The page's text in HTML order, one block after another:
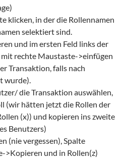
klicken, in der die Rollennamen
selektiert sind.
und im ersten Feld links der
rechte Maustaste->einfügen
Transaktion, falls nach
wurde).
die Transaktion auswählen,
(wir hätten jetzt die Rollen der
(x)) und kopieren ins zweite
Benutzers)
(nie vergessen), Spalte
>Kopieren und in Rollen(z)